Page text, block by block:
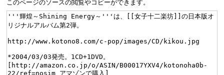
ョ
ン
に
移
動
このページのソースの閲覧やコピーができます。